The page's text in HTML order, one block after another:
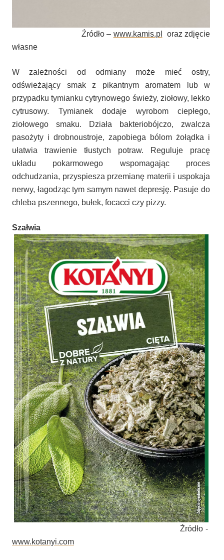
Źródło – www.kamis.pl
oraz zdjęcie
własne
W zależności od odmiany może mieć ostry,
odświeżający smak z pikantnym aromatem lub w
przypadku tymianku cytrynowego świeży, ziołowy, lekko
cytrusowy. Tymianek dodaje wyrobom ciepłego,
ziołowego smaku. Działa bakteriobójczo, zwalcza
pasożyty i drobnoustroje, zapobiega bólom żołądka i
ułatwia trawienie tłustych potraw. Reguluje pracę
układu pokarmowego wspomagając proces
odchudzania, przyspiesza przemianę materii i uspokaja
nerwy, łagodząc tym samym nawet depresję. Pasuje do
chleba pszennego, bułek, focacci czy pizzy.
Szałwia
Źródło -
www.kotanyi.com